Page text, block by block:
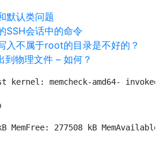
默认类问题
SSH会话中的命令
入不属于root的目录是不好的？
物理文件 – 如何？
kernel: memcheck-amd64-
MemFree: 277508 kB